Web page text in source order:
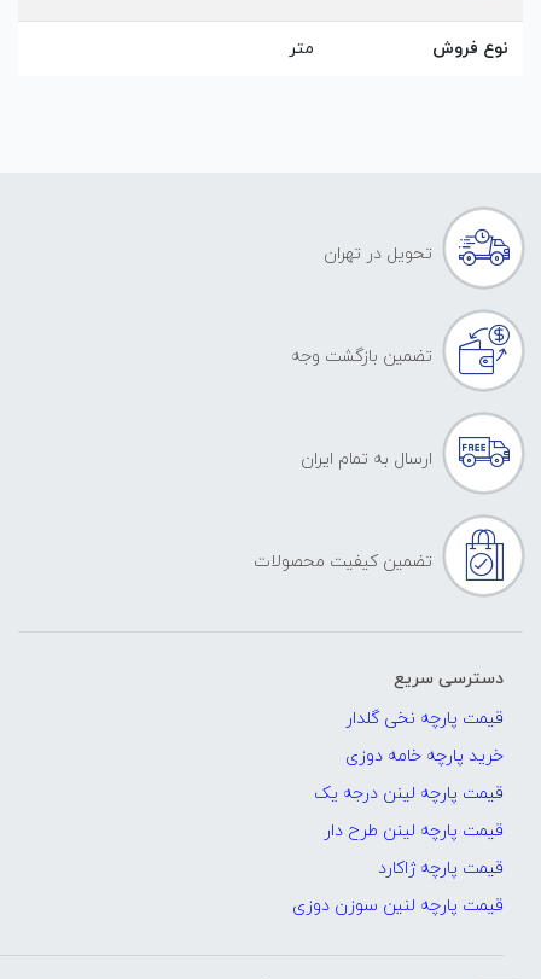
نوع فروش متر
تحویل در تهران
تضمین بازگشت وجه
ارسال به تمام ایران
تضمین کیفیت محصولات
دسترسی سریع
قیمت پارچه نخی گلدار
خرید پارچه خامه دوزی
قیمت پارچه لینن درجه یک
قیمت پارچه لینن طرح دار
قیمت پارچه ژاکارد
قیمت پارچه لنین سوزن دوزی